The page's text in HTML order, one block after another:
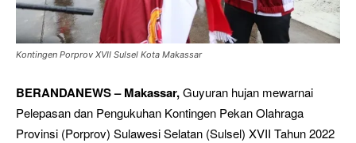
Kontingen Porprov XVII Sulsel Kota Makassar
BERANDANEWS – Makassar,Guyuran hujan mewarnai
Pelepasan dan Pengukuhan Kontingen Pekan Olahraga
Provinsi (Porprov) Sulawesi Selatan (Sulsel) XVII Tahun 2022